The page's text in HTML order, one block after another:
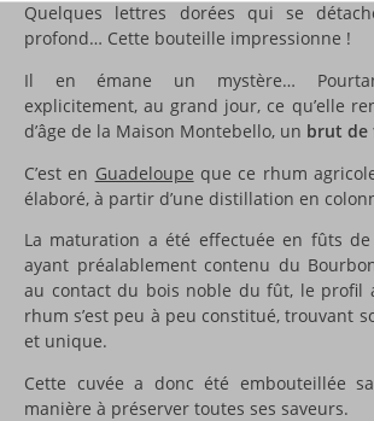
Quelques lettres dorées qui se
profond… Cette bouteille impressionne !
Il en émane un mystère…
explicitement, au grand jour, ce qu’elle
d’âge de la Maison Montebello, un brut de
C’est en Guadeloupe que ce rhum
élaboré, à partir d’une distillation en
La maturation a été effectuée en fûts
ayant préalablement contenu du
au contact du bois noble du fût, le profil
rhum s’est peu à peu constitué, trouvant
et unique.
Cette cuvée a donc été embouteillée
manière à préserver toutes ses saveurs.